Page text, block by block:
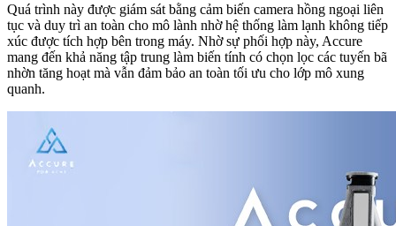
Quá trình này được giám sát bằng cảm biến camera hồng ngoại liên
tục và duy trì an toàn cho mô lành nhờ hệ thống làm lạnh không tiếp
xúc được tích hợp bên trong máy. Nhờ sự phối hợp này, Accure
mang đến khả năng tập trung làm biến tính có chọn lọc các tuyến bã
nhờn tăng hoạt mà vẫn đảm bảo an toàn tối ưu cho lớp mô xung
quanh.